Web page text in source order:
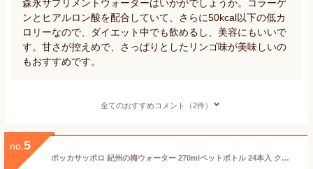
森永サプリメントウォーターはいかがでしょうか。コラーゲ
ンとヒアルロン酸を配合していて、さらに50kcal以下の低カ
ロリーなので、ダイエット中でも飲めるし、美容にもいいで
す。甘さが控えめで、さっぱりとしたリンゴ味が美味しいの
もおすすめです。
全てのおすすめコメント（2件）
no. 5
ポッカサッポロ 紀州の梅ウォーター 270mlペットボトル 24本入 クエン酸1000mg 梅 ウメ ジュース 低カロリー